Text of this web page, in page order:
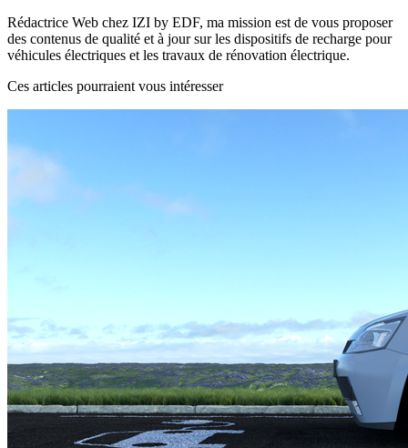
Rédactrice Web chez IZI by EDF, ma mission est de vous proposer
des contenus de qualité et à jour sur les dispositifs de recharge pour
véhicules électriques et les travaux de rénovation électrique.
Ces articles pourraient vous intéresser